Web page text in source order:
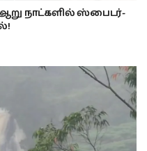
ஆறு நாட்களில் ஸ்பைடர்-